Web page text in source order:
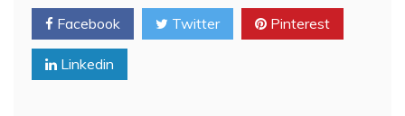
Facebook Twitter Pinterest
Linkedin